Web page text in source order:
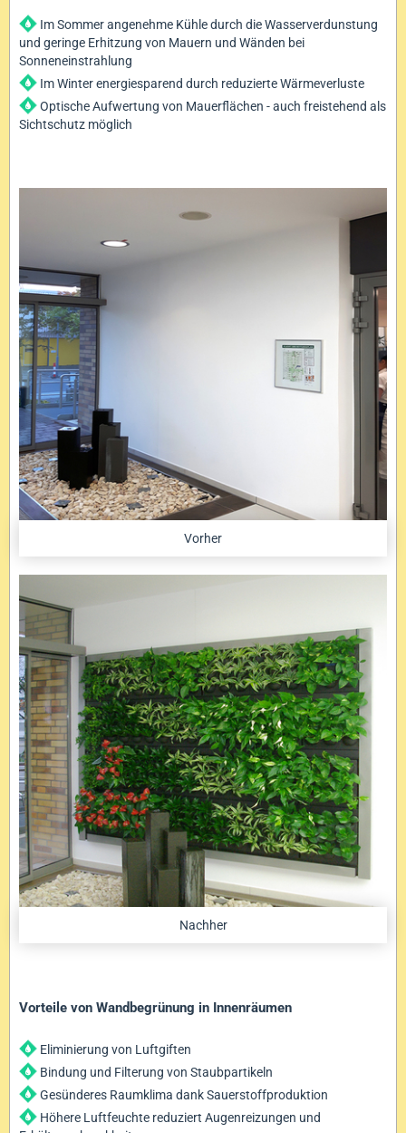
Im Sommer angenehme Kühle durch die Wasserverdunstung
und geringe Erhitzung von Mauern und Wänden bei
Sonneneinstrahlung
Im Winter energiesparend durch reduzierte Wärmeverluste
Optische Aufwertung von Mauerflächen - auch freistehend als
Sichtschutz möglich
Vorher
Nachher
Vorteile von Wandbegrünung in Innenräumen
Eliminierung von Luftgiften
Bindung und Filterung von Staubpartikeln
Gesünderes Raumklima dank Sauerstoffproduktion
Höhere Luftfeuchte reduziert Augenreizungen und